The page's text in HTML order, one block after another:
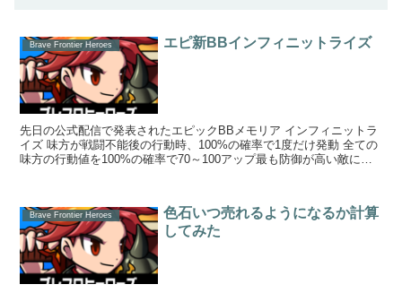
Brave Frontier Heroes エピ新BBインフィニットライズ
先日の公式配信で発表されたエピックBBメモリア インフィニットラ
イズ 味方が戦闘不能後の行動時、100%の確率で1度だけ発動 全ての
味方の行動値を100%の確率で70～100アップ最も防御が高い敵に
Brave Frontier Heroes
色石いつ売れるようになるか計算
してみた